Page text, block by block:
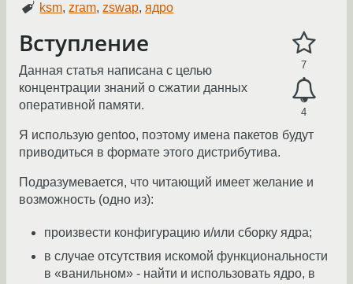
ksm,zram,zswap,ядро
7
4
Вступление
Данная статья написана с целью
концентрации знаний о сжатии данных
оперативной памяти.
Я использую gentoo, поэтому имена пакетов будут
приводиться в формате этого дистрибутива.
Подразумевается, что читающий имеет желание и
возможность (одно из):
произвести конфигурацию и/или сборку ядра;
в случае отсутствия искомой функциональности
в «ванильном» - найти и использовать ядро, в